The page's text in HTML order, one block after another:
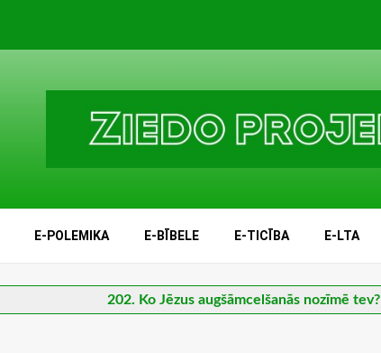
E-POLEMIKA E-BĪBELE E-TICĪBA E-LTA
202. Ko Jēzus augšāmcelšanās nozīmē tev?